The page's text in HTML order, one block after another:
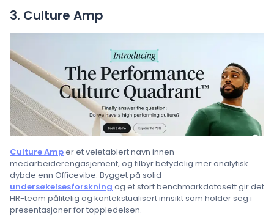
3. Culture Amp
Culture Amper et veletablert navn innen
medarbeiderengasjement, og tilbyr betydelig mer analytisk
dybde enn Officevibe. Bygget på solid
undersøkelsesforskning og et stort benchmarkdatasett gir det
HR-team pålitelig og kontekstualisert innsikt som holder seg i
presentasjoner for toppledelsen.